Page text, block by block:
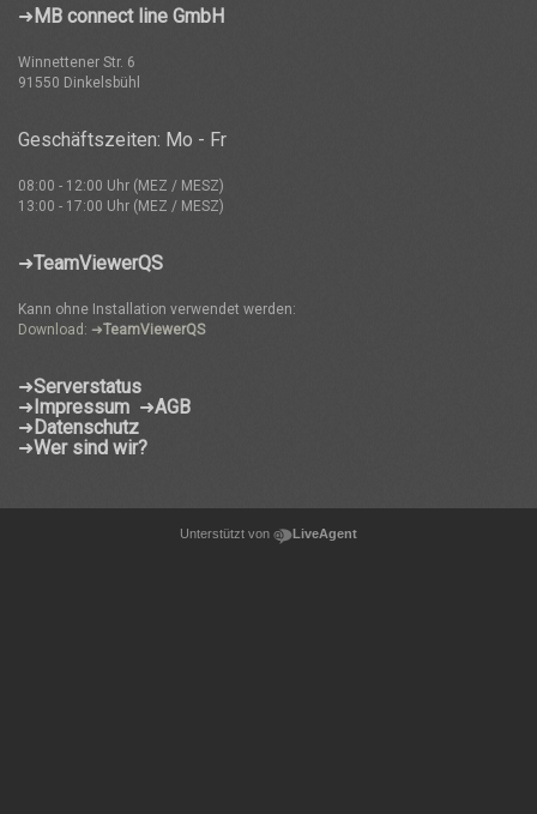
➜ MB connect line GmbH
Winnettener Str. 6
91550 Dinkelsbühl
Geschäftszeiten: Mo - Fr
08:00 - 12:00 Uhr (MEZ / MESZ)
13:00 - 17:00 Uhr (MEZ / MESZ)
➜TeamViewerQS
Kann ohne Installation verwendet werden:
Download: ➜TeamViewerQS
➜Serverstatus
➜Impressum ➜AGB
➜ Datenschutz
➜Wer sind wir?
Unterstützt von LiveAgent